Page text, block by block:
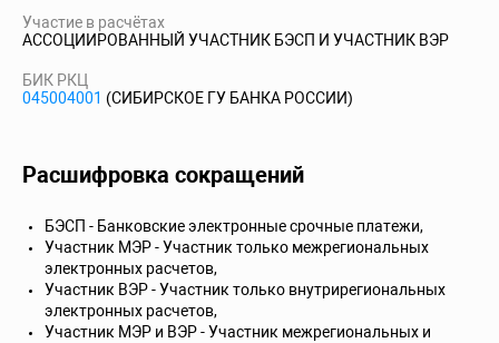
Участие в расчётах
АССОЦИИРОВАННЫЙ УЧАСТНИК БЭСП И УЧАСТНИК ВЭР
БИК РКЦ
045004001 (СИБИРСКОЕ ГУ БАНКА РОССИИ)
Расшифровка сокращений
БЭСП - Банковские электронные срочные платежи,
Участник МЭР - Участник только межрегиональных
электронных расчетов,
Участник ВЭР - Участник только внутрирегиональных
электронных расчетов,
Участник МЭР и ВЭР - Участник межрегиональных и